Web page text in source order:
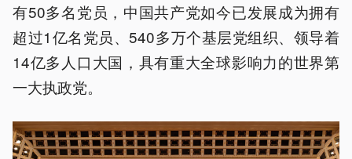
有50多名党员，中国共产党如今已发展成为拥有
超过1亿名党员、540多万个基层党组织、领导着
14亿多人口大国，具有重大全球影响力的世界第
一大执政党。